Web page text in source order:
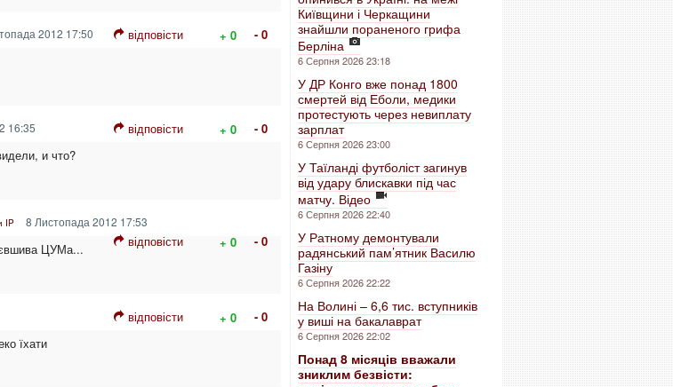
2012 17:50 відповісти + 0
- 0
16:35 відповісти + 0
- 0
и что?
IP 8 Листопада 2012 17:53
відповісти + 0 - 0
ЦУМа...
відповісти + 0
- 0
їхати
Київщини і Черкащини
знайшли пораненого грифа
Берліна
6 Серпня 2026 23:18
У ДР Конго вже понад 1800
смертей від Еболи, медики
протестують через невиплату
зарплат
6 Серпня 2026 23:00
У Таїланді футболіст загинув
від удару блискавки під час
матчу. Відео
6 Серпня 2026 22:40
У Ратному демонтували
радянський пам’ятник Василю
Газіну
6 Серпня 2026 22:22
На Волині – 6,6 тис. вступників
у виші на бакалаврат
6 Серпня 2026 22:02
Понад 8 місяців вважали
зниклим безвісти: